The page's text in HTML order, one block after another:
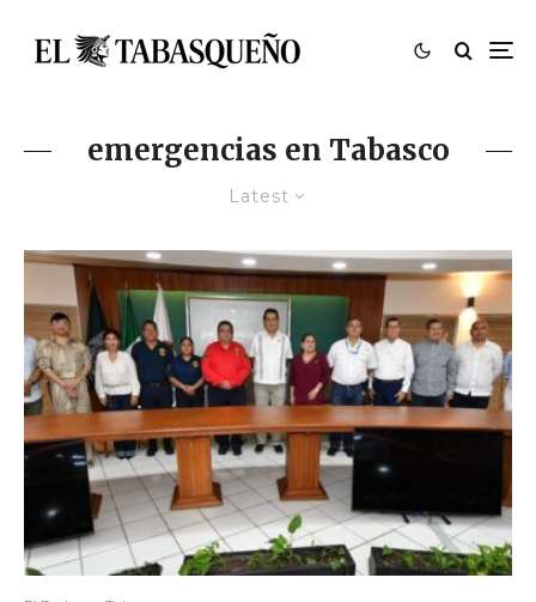
emergencias en Tabasco
Latest